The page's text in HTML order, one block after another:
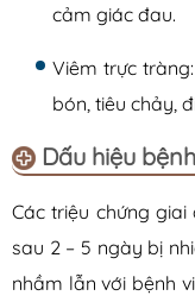
cảm giác đau.
Viêm trực
bón, tiêu chảy,
Dấu hiệu
Các triệu chứng
sau 2 – 5 ngày bị
nhầm lẫn với bệnh